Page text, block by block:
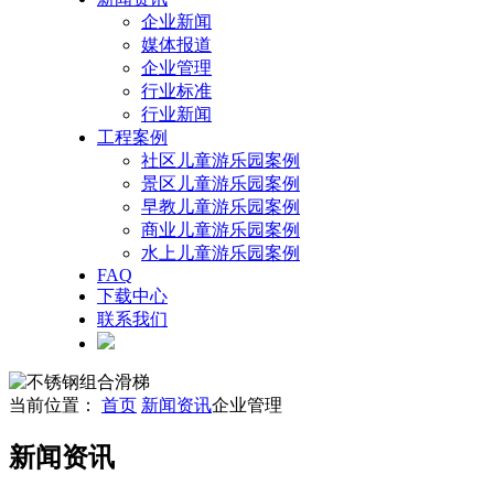
企业新闻
媒体报道
企业管理
行业标准
行业新闻
工程案例
社区儿童游乐园案例
景区儿童游乐园案例
早教儿童游乐园案例
商业儿童游乐园案例
水上儿童游乐园案例
FAQ
下载中心
联系我们
当前位置： 首页 新闻资讯企业管理
新闻资讯